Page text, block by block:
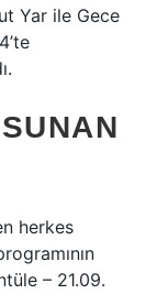
Yar ile Gece
herkes
– 21.09.